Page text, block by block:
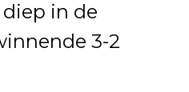
diep in de
3-2